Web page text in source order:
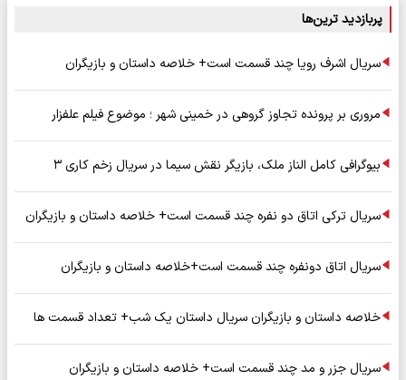
پربازدید ترین‌ها
سریال اشرف رویا چند قسمت است+ خلاصه داستان و بازیگران
مروری بر پرونده تجاوز گروهی در خمینی شهر ؛ موضوع فیلم علفزار
بیوگرافی کامل الناز ملک، بازیگر نقش سیما در سریال زخم کاری ۳
سریال ترکی اتاق دو نفره چند قسمت است+ خلاصه داستان و بازیگران
سریال اتاق دونفره چند قسمت است+خلاصه داستان و بازیگران
خلاصه داستان و بازیگران سریال داستان یک شب+ تعداد قسمت ها
سریال جزر و مد چند قسمت است+ خلاصه داستان و بازیگران